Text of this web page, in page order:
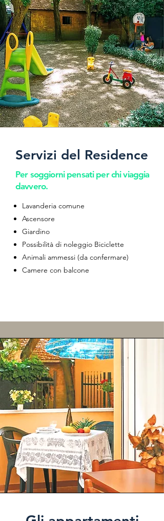
Servizi del Residence
Lavanderia comune
Ascensore
Giardino
Possibilità di noleggio Biciclette
Animali ammessi (da confermare)
Camere con balcone
Per soggiorni pensati per chi viaggia
davvero.